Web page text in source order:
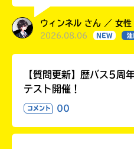
ウィンネル さん ／ 女
2026.08.06 NEW
【質問更新】歴バス5周
テスト開催！
コメント 00